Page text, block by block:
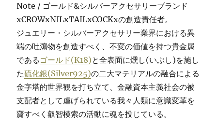
Note / ゴールド&シルバーアクセサリーブランド
xCROWxNILxTAILxCOCKxの創造責任者。
ジュエリー・シルバーアクセサリー業界における異
端の吐瀉物を創造すべく、不変の価値を持つ貴金属
である ゴールド(K18)と全表面に燻し(いぶし)を施し
た硫化銀(Silver925)の二大マテリアルの融合による
金字塔的世界観を打ち立て、金融資本主義社会の被
支配者として虐げられている我々人類に意識変革を
齎すべく叡智模索の活動に魂を投じている。